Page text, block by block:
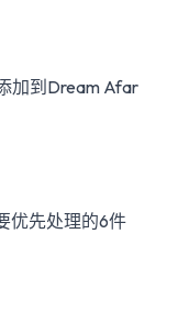
加到Dream Afar
优先处理的6件